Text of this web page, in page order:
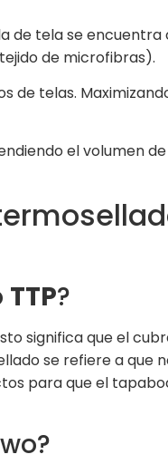
de tela se
de microfibras).
de telas.
el volumen
TTP?
significa que el
se refiere a que
para que el